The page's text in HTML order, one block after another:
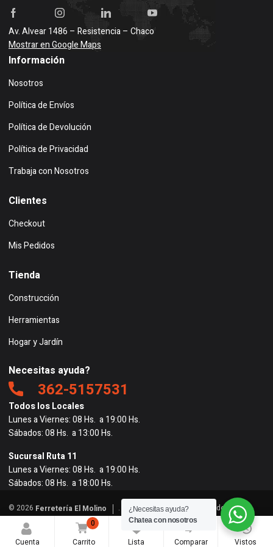
Cuenta
0
Carrito
0
Lista
Comparar
Vistos
Av. Alvear 1486 – Resistencia – Chaco
Mostrar en Google Maps
Información
Nosotros
Política de Envíos
Política de Devolución
Política de Privacidad
Trabaja con Nosotros
Clientes
Checkout
Mis Pedidos
Tienda
Construcción
Herramientas
Hogar y Jardín
Necesitas ayuda?
362-5157531
Todos los Locales
Lunes a Viernes: 08 Hs. a 19:00 Hs.
Sábados: 08 Hs. a 13:00 Hs.
Sucursal Ruta 11
Lunes a Viernes: 08 Hs. a 19:00 Hs.
Sábados: 08 Hs. a 18:00 Hs.
© 2026 Ferretería El Molino
. Todos los derechos reservados. |
Powered by
BigRedes
¿Necesitas ayuda?
Chatea con nosotros